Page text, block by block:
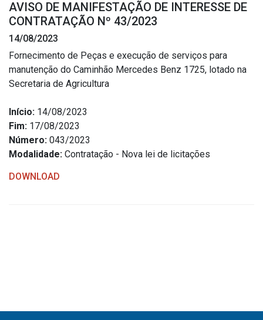
Estrutura Organizacional
Secretarias
Agricultura e Meio Ambiente
Assistência Social
Educação, Cultura, Desporto e Turismo
Obras
Ouvidoria
AVISO DE MANIFESTAÇÃO DE INTERESSE DE
CONTRATAÇÃO Nº 43/2023
14/08/2023
Fornecimento de Peças e execução de serviços para
manutenção do Caminhão Mercedes Benz 1725, lotado na
Secretaria de Agricultura
Início: 14/08/2023
Fim: 17/08/2023
Número: 043/2023
Modalidade: Contratação - Nova lei de licitações
DOWNLOAD